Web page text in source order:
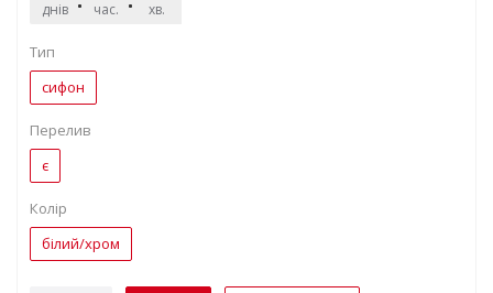
днів час. хв.
Тип
сифон
Перелив
є
Колір
білий/хром